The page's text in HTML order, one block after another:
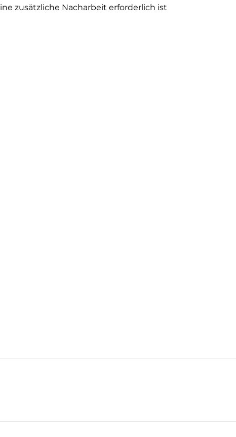
zusätzliche Nacharbeit erforderlich ist